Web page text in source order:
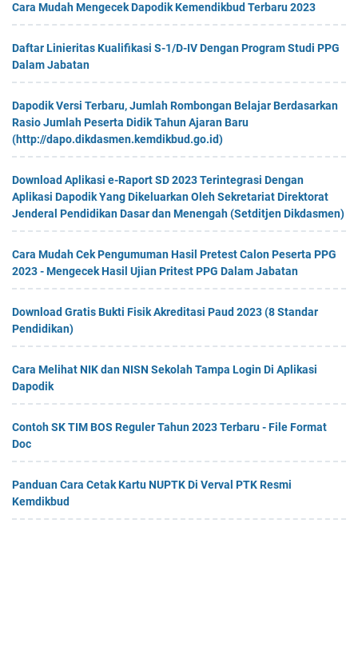
Cara Mudah Mengecek Dapodik Kemendikbud Terbaru 2023
Daftar Linieritas Kualifikasi S-1/D-IV Dengan Program Studi PPG
Dalam Jabatan
Dapodik Versi Terbaru, Jumlah Rombongan Belajar Berdasarkan
Rasio Jumlah Peserta Didik Tahun Ajaran Baru
(http://dapo.dikdasmen.kemdikbud.go.id)
Download Aplikasi e-Raport SD 2023 Terintegrasi Dengan
Aplikasi Dapodik Yang Dikeluarkan Oleh Sekretariat Direktorat
Jenderal Pendidikan Dasar dan Menengah (Setditjen Dikdasmen)
Cara Mudah Cek Pengumuman Hasil Pretest Calon Peserta PPG
2023 - Mengecek Hasil Ujian Pritest PPG Dalam Jabatan
Download Gratis Bukti Fisik Akreditasi Paud 2023 (8 Standar
Pendidikan)
Cara Melihat NIK dan NISN Sekolah Tampa Login Di Aplikasi
Dapodik
Contoh SK TIM BOS Reguler Tahun 2023 Terbaru - File Format
Doc
Panduan Cara Cetak Kartu NUPTK Di Verval PTK Resmi
Kemdikbud